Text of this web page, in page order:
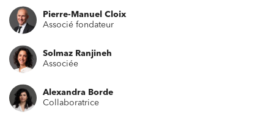
Pierre-Manuel Cloix
Associé fondateur
Solmaz Ranjineh
Associée
Alexandra Borde
Collaboratrice